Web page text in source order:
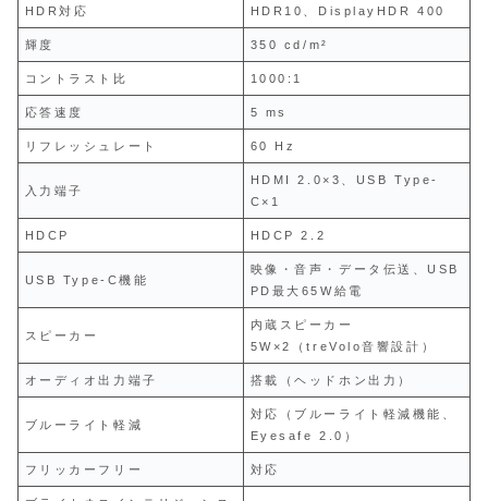
HDR対応 HDR10、DisplayHDR 400
輝度 350 cd/m²
コントラスト比 1000:1
応答速度 5 ms
リフレッシュレート 60 Hz
入力端子
HDMI 2.0×3、USB Type-
C×1
HDCP HDCP 2.2
USB Type-C機能
映像・音声・データ伝送、USB
PD最大65W給電
スピーカー
内蔵スピーカー
5W×2（treVolo音響設計）
オーディオ出力端子 搭載（ヘッドホン出力）
ブルーライト軽減
対応（ブルーライト軽減機能、
Eyesafe 2.0）
フリッカーフリー 対応